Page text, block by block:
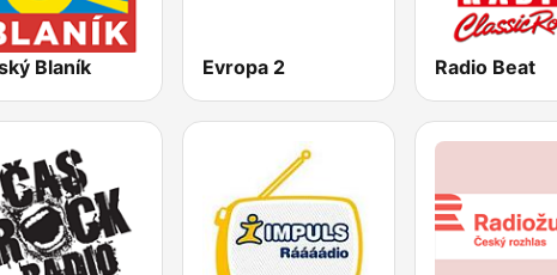
Blaník Evropa 2 Radio Beat